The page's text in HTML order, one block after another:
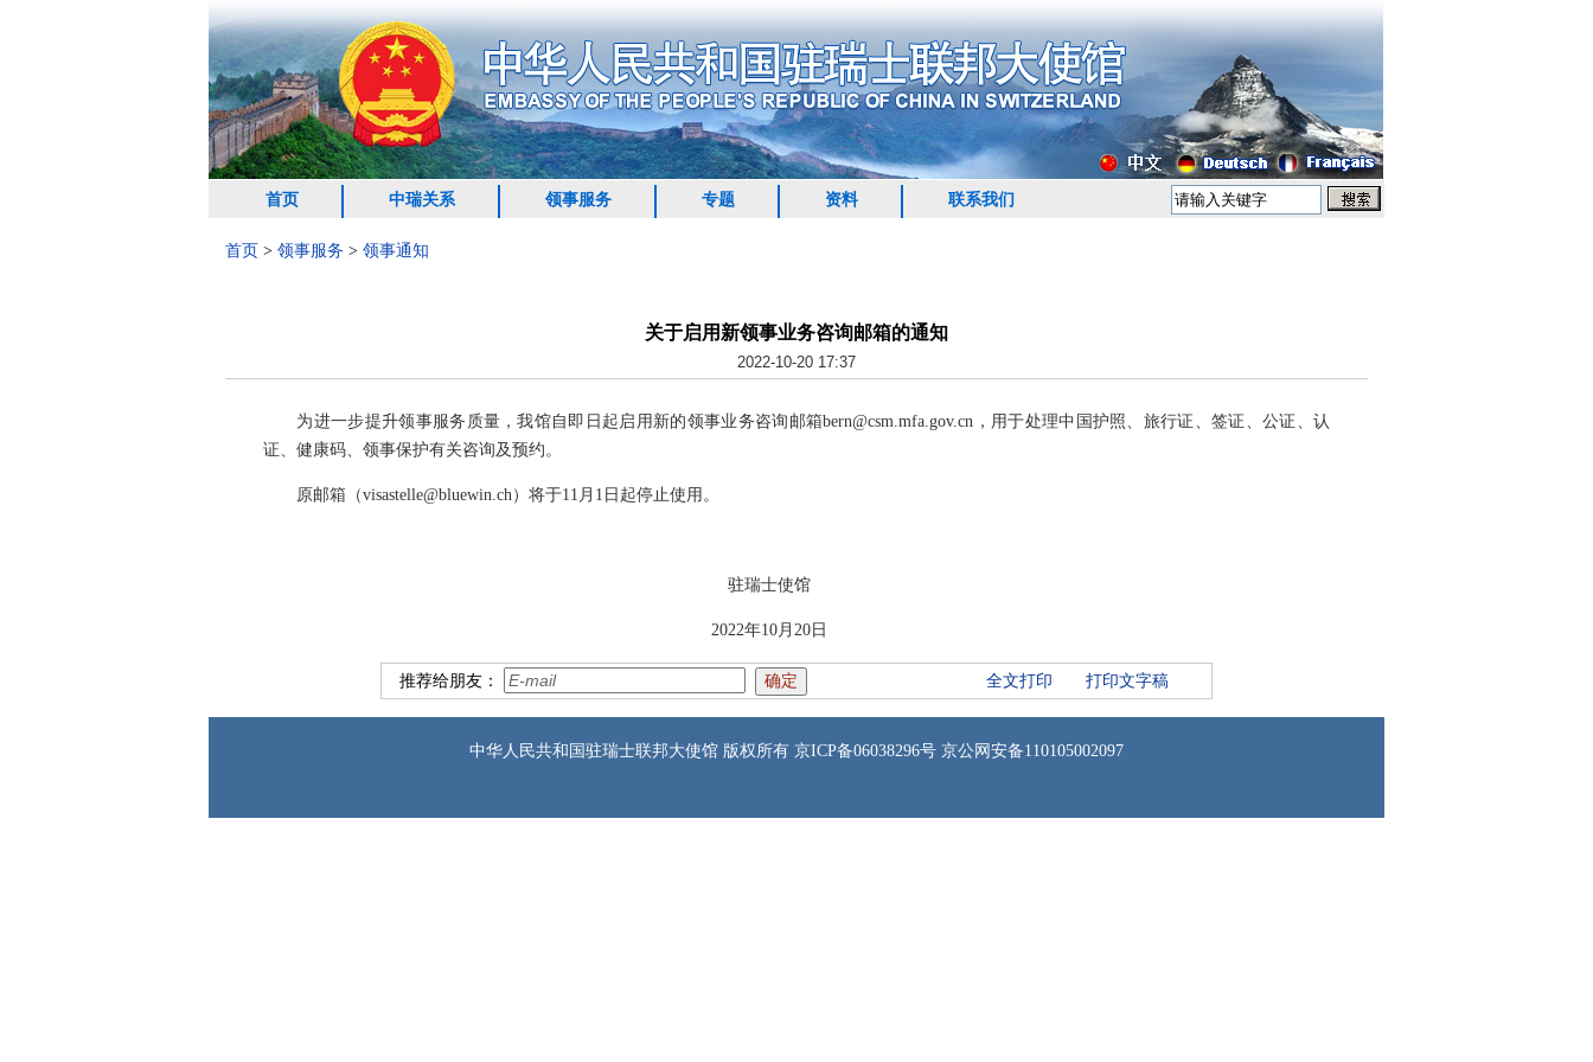
首页 中瑞关系 领事服务 专题 资料 联系我们
首页 > 领事服务 > 领事通知
关于启用新领事业务咨询邮箱的通知
2022-10-20 17:37
为进一步提升领事服务质量，我馆自即日起启用新的领事业务咨询邮箱bern@csm.mfa.gov.cn，用于处理中国护照、旅行证、签证、公证、认
证、健康码、领事保护有关咨询及预约。
原邮箱（visastelle@bluewin.ch）将于11月1日起停止使用。
驻瑞士使馆
2022年10月20日
推荐给朋友： 全文打印 打印文字稿
中华人民共和国驻瑞士联邦大使馆 版权所有 京ICP备06038296号 京公网安备110105002097